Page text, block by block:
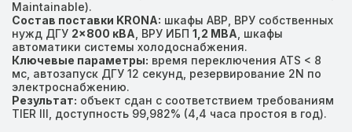
Maintainable).
Состав поставки KRONA: шкафы АВР, ВРУ собственных
нужд ДГУ 2×800 кВА , ВРУ ИБП 1,2 МВА , шкафы
автоматики системы холодоснабжения.
Ключевые параметры: время переключения ATS < 8
мс, автозапуск ДГУ 12 секунд, резервирование 2N по
электроснабжению.
Результат: объект сдан с соответствием требованиям
TIER III, доступность 99,982% (4,4 часа простоя в год).